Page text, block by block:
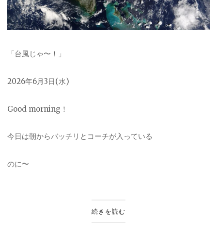
「台風じゃ〜！」
2026年6月3日(水)
Good morning！
今日は朝からバッチリとコーチが入っている
のに〜
続きを読む